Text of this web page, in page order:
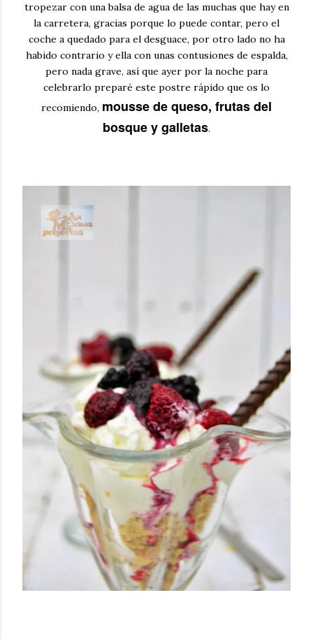
tropezar con una balsa de agua de las muchas que hay en
la carretera, gracias porque lo puede contar, pero el
coche a quedado para el desguace, por otro lado no ha
habido contrario y ella con unas contusiones de espalda,
pero nada grave, así que ayer por la noche para
celebrarlo preparé este postre rápido que os lo
recomiendo, mousse de queso, frutas del
bosque y galletas.